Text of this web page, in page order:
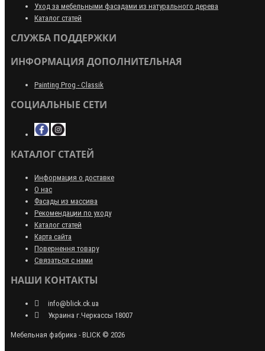
Уход за мебельными фасадами из натурального дерева
Каталог статей
СЛУЖБА ПОДДЕРЖКИ
ИНФОРМАЦИЯ ДОПОЛНИТЕЛЬНАЯ
Painting Prog - Classik
СОЦИАЛЬНЫЕ СЕТИ
КАТАЛОГ СТАТЕЙ
Информация о доставке
О нас
Фасады из массива
Рекомендации по уходу
Каталог статей
Карта сайта
Повернення товару
Связаться с нами
НАШИ КОНТАКТЫ
info@blick.ck.ua
Украина г.Черкассы 18007
Мебельная фабрика - BLICK © 2026